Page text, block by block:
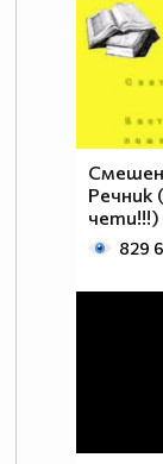
Смешен
Речник
чети!!!)
829